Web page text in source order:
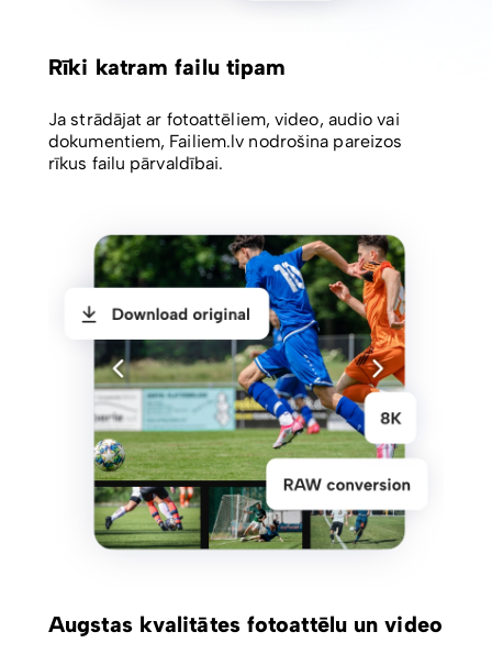
Rīki katram failu tipam
Ja strādājat ar fotoattēliem, video, audio vai
dokumentiem, Failiem.lv nodrošina pareizos
rīkus failu pārvaldībai.
Augstas kvalitātes fotoattēlu un video